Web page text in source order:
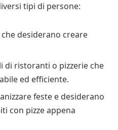
tipi di persone:
desiderano creare
di ristoranti o pizzerie che
ed efficiente.
feste e desiderano
con pizze appena